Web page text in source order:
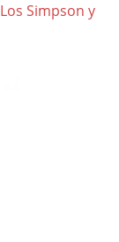
Los Simpson y